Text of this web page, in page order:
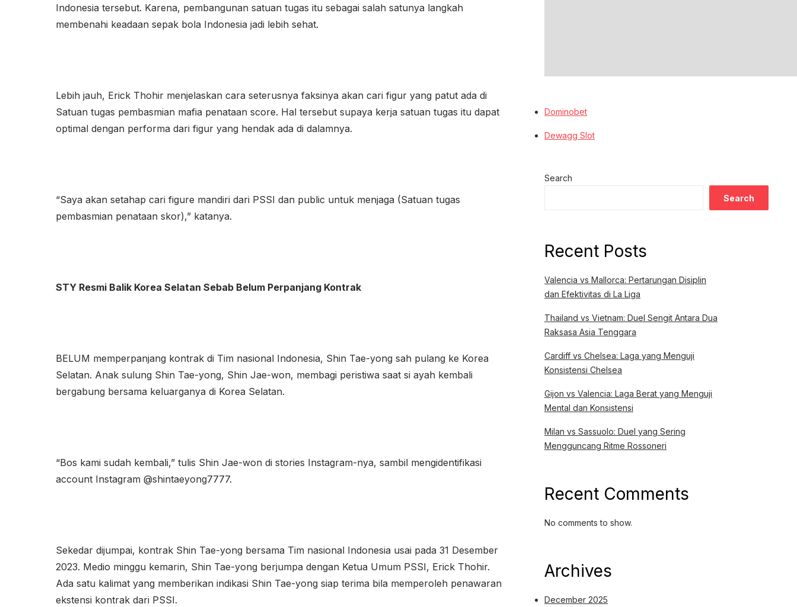
Indonesia tersebut. Karena, pembangunan satuan tugas itu sebagai salah satunya langkah
membenahi keadaan sepak bola Indonesia jadi lebih sehat.
Lebih jauh, Erick Thohir menjelaskan cara seterusnya faksinya akan cari figur yang patut ada di
Satuan tugas pembasmian mafia penataan score. Hal tersebut supaya kerja satuan tugas itu dapat
optimal dengan performa dari figur yang hendak ada di dalamnya.
“Saya akan setahap cari figure mandiri dari PSSI dan public untuk menjaga (Satuan tugas
pembasmian penataan skor),” katanya.
STY Resmi Balik Korea Selatan Sebab Belum Perpanjang Kontrak
BELUM memperpanjang kontrak di Tim nasional Indonesia, Shin Tae-yong sah pulang ke Korea
Selatan. Anak sulung Shin Tae-yong, Shin Jae-won, membagi peristiwa saat si ayah kembali
bergabung bersama keluarganya di Korea Selatan.
“Bos kami sudah kembali,” tulis Shin Jae-won di stories Instagram-nya, sambil mengidentifikasi
account Instagram @shintaeyong7777.
Sekedar dijumpai, kontrak Shin Tae-yong bersama Tim nasional Indonesia usai pada 31 Desember
2023. Medio minggu kemarin, Shin Tae-yong berjumpa dengan Ketua Umum PSSI, Erick Thohir.
Ada satu kalimat yang memberikan indikasi Shin Tae-yong siap terima bila memperoleh penawaran
ekstensi kontrak dari PSSI.
Dominobet
Dewagg Slot
Search
Search
Recent Posts
Valencia vs Mallorca: Pertarungan Disiplin
dan Efektivitas di La Liga
Thailand vs Vietnam: Duel Sengit Antara Dua
Raksasa Asia Tenggara
Cardiff vs Chelsea: Laga yang Menguji
Konsistensi Chelsea
Gijon vs Valencia: Laga Berat yang Menguji
Mental dan Konsistensi
Milan vs Sassuolo: Duel yang Sering
Mengguncang Ritme Rossoneri
Recent Comments
No comments to show.
Archives
December 2025